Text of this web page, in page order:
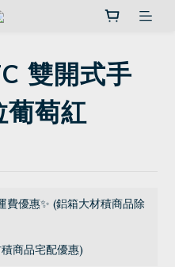
雙開式手
葡萄紅
優惠✨ (鋁箱大材積商品除
商品宅配優惠)